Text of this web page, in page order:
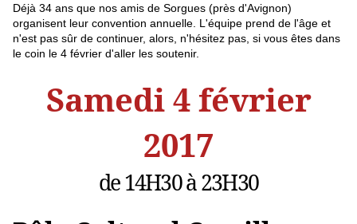
Déjà 34 ans que nos amis de Sorgues (près d'Avignon)
organisent leur convention annuelle. L'équipe prend de l'âge et
n'est pas sûr de continuer, alors, n'hésitez pas, si vous êtes dans
le coin le 4 février d'aller les soutenir.
Samedi 4 février
2017
de 14H30 à 23H30